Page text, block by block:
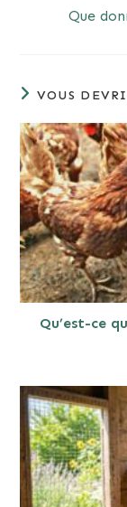
Que
VOUS
Qu’est-ce